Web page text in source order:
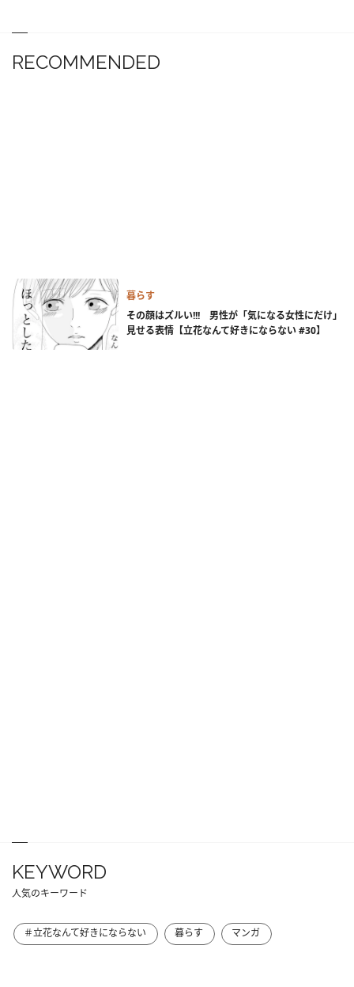
RECOMMENDED
暮らす
その顔はズルい!!! 男性が「気になる女性にだけ」
見せる表情【立花なんて好きにならない #30】
KEYWORD
人気のキーワード
＃立花なんて好きにならない 暮らす マンガ